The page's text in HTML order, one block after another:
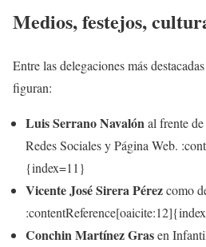
Medios, festejos,
Entre las delegaciones más
figuran:
Luis Serrano Navalónal frente
Redes Sociales y Página Web.
{index=11}
Vicente José Sirera Pérezcomo
Conchin Martínez Grasen